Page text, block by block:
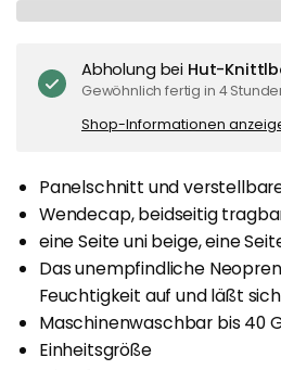
Abholung bei Hut-
Gewöhnlich fertig in 4
Shop-Informationen
Panelschnitt und
Wendecap, beidseitig
eine Seite uni beige, eine
Das unempfindliche
Feuchtigkeit auf und läßt
Maschinenwaschbar bis 40
Einheitsgröße